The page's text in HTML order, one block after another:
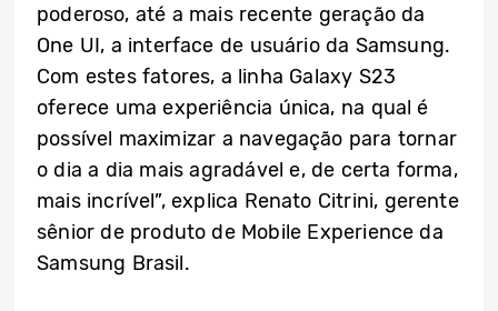
poderoso, até a mais recente geração da
One UI, a interface de usuário da Samsung.
Com estes fatores, a linha Galaxy S23
oferece uma experiência única, na qual é
possível maximizar a navegação para tornar
o dia a dia mais agradável e, de certa forma,
mais incrível”, explica Renato Citrini, gerente
sênior de produto de Mobile Experience da
Samsung Brasil.